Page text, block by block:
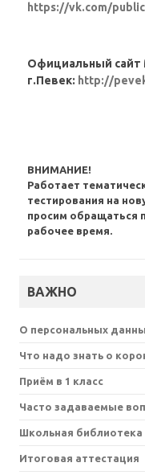
https://vk.com/
Официальный сайт
г.Певек: http://
ВНИМАНИЕ!
Работает
тестирования на
просим обращаться
рабочее время.
ВАЖНО
О персональных
Что надо знать о
Приём в 1 класс
Часто задаваемые
Школьная библиотека
Итоговая аттестация